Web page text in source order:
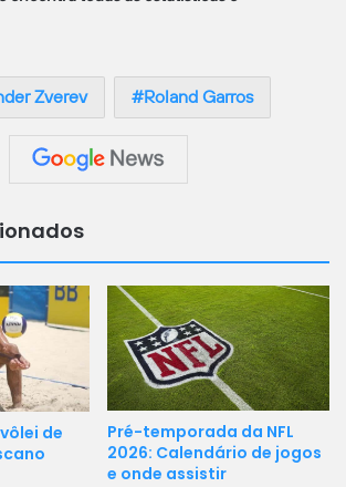
Zverev Roland Garros
de
Pré-temporada da NFL
2026: Calendário de jogos
e onde assistir